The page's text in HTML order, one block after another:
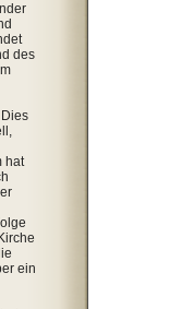
des
hat
ein